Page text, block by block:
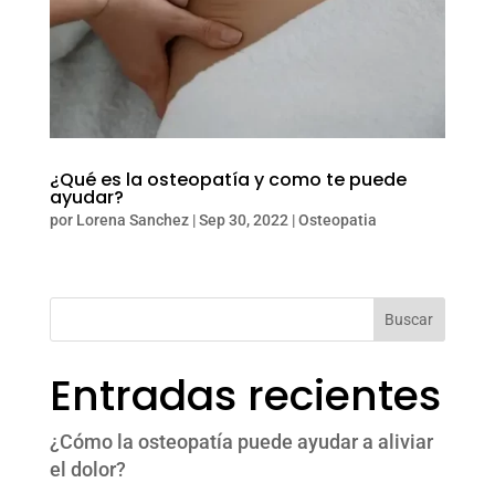
¿Qué es la osteopatía y como te puede
ayudar?
por Lorena Sanchez|Sep 30, 2022 |Osteopatia
Buscar
Entradas recientes
¿Cómo la osteopatía puede ayudar a aliviar
el dolor?